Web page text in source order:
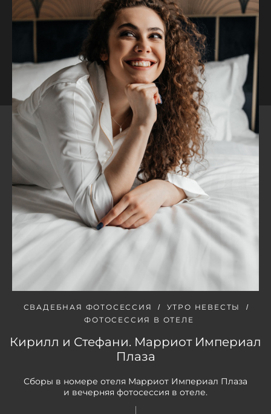
СВАДЕБНАЯ ФОТОСЕССИЯ
УТРО НЕВЕСТЫ
ФОТОСЕССИЯ В ОТЕЛЕ
Кирилл и Стефани. Марриот Империал
Плаза
Сборы в номере отеля Марриот Империал Плаза
и вечерняя фотосессия в отеле.